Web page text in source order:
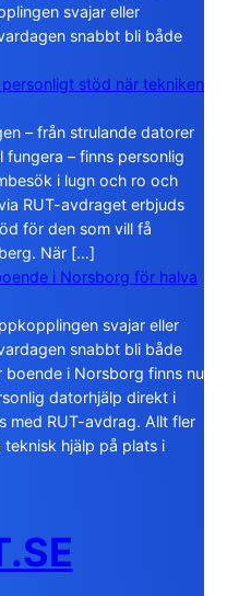
svajar eller
snabbt bli både
stöd när tekniken
– från strulande datorer
– finns personlig
i lugn och ro och
RUT-avdraget erbjuds
för den som vill få
När […]
i Norsborg för halva
svajar eller
snabbt bli både
boende i Norsborg finns nu
datorhjälp direkt i
med RUT-avdrag. Allt fler
hjälp på plats i